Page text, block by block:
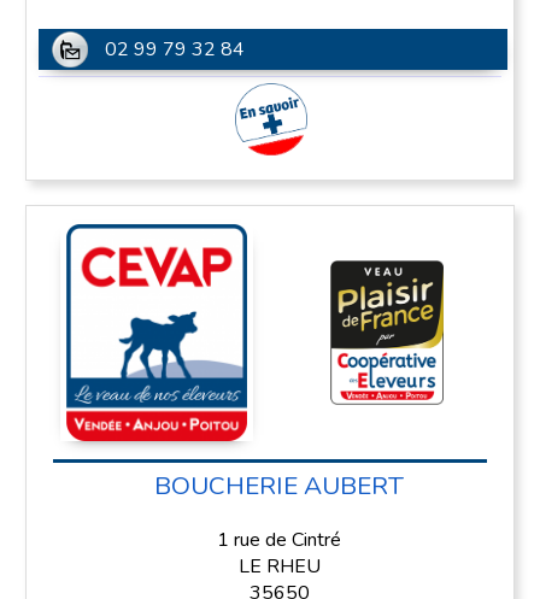
02 99 79 32 84
BOUCHERIE AUBERT
1 rue de Cintré
LE RHEU
35650